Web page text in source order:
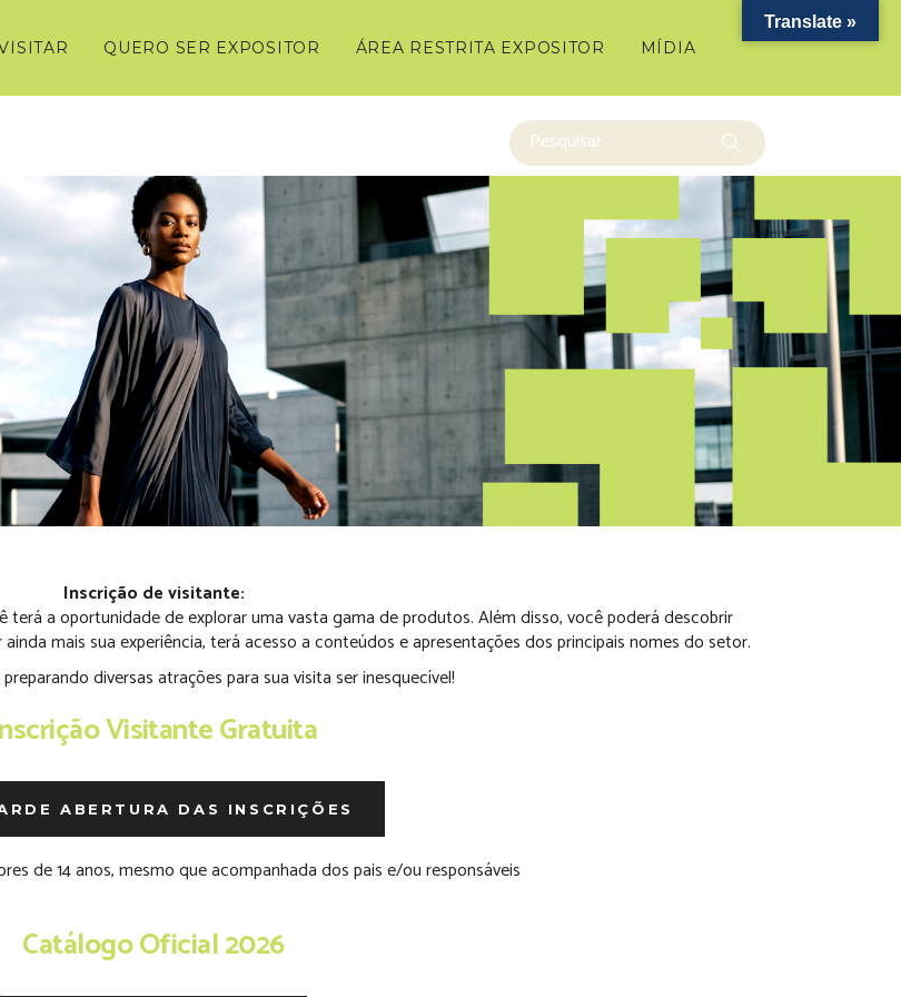
QUERO SER EXPOSITOR ÁREA RESTRITA EXPOSITOR MÍDIA
Inscrição de visitante:
terá a oportunidade de explorar uma vasta gama de produtos. Além disso, você poderá descobrir
mais sua experiência, terá acesso a conteúdos e apresentações dos principais nomes do setor.
diversas atrações para sua visita ser inesquecível!
Visitante Gratuita
ABERTURA DAS INSCRIÇÕES
de 14 anos, mesmo que acompanhada dos pais e/ou responsáveis
Catálogo Oficial 2026
Translate »